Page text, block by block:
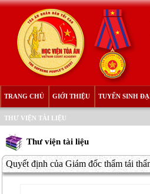
TRANG CHỦ GIỚI THIỆU TUYỂN SINH
THƯ VIỆN TÀI LIỆU
Thư viện tài liệu
Quyết định của Giám đốc thẩm tái